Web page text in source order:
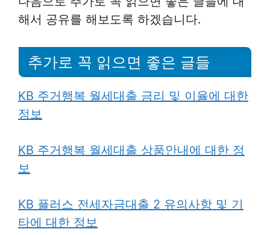
해서 공유를 해보도록 하겠습니다.
추가로 꼭 읽으면 좋은 글들
KB 주거행복 월세대출 금리 및 이율에 대한
정보
KB 주거행복 월세대출 상품안내에 대한 정
보
KB 플러스 전세자금대출 2 유의사항 및 기
타에 대한 정보